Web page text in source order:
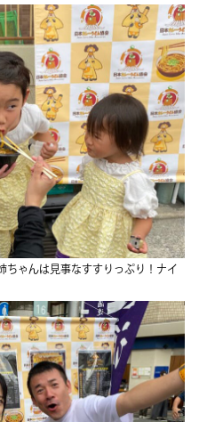
ちゃんは見事なすすりっぷり！ナイ